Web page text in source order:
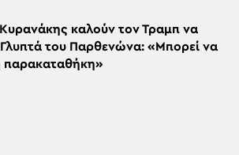
καλούν τον Τραμπ να
Γλυπτά του Παρθενώνα: «Μπορεί να
παρακαταθήκη»